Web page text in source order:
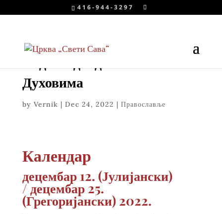
416-944-3297
Духовима
by Vernik | Dec 24, 2022 | Православље
Календар
децембар 12. (Јулијански)
/децембар 25.
(Грегоријански) 2022.